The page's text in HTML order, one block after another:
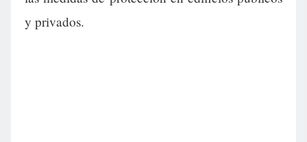
y privados.